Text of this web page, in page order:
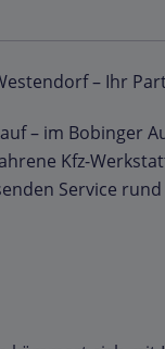
– Ihr
– im Bobinger
Kfz-
Service